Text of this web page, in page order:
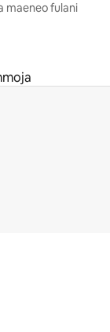
maeneo fulani